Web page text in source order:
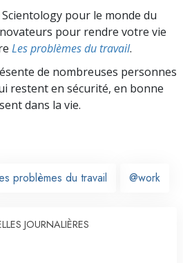
pour le monde du
pour rendre votre vie
Les problèmes du travail.
de nombreuses personnes
restent en sécurité, en bonne
dans la vie.
problèmes du travail @work
JOURNALIÈRES